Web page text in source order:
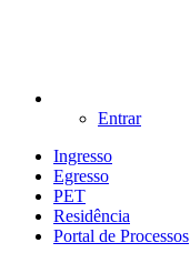
Entrar
Ingresso
Egresso
PET
Residência
Portal de Processos